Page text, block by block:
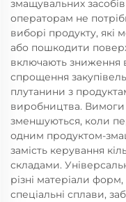
змащувальних
операторам не
виборі продукту, які
або пошкодити
включають зниження
спрощення
плутанини з
виробництва. Вимоги
зменшуються, коли
одним продуктом-
замість керування
складами.
різні матеріали
спеціальні сплави,